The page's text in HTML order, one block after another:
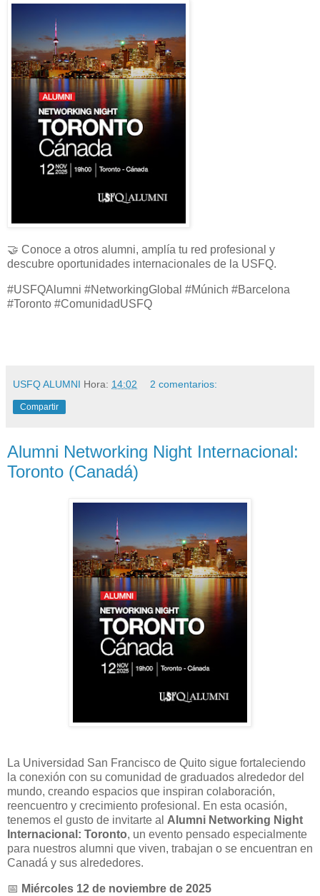
🤝 Conoce a otros alumni, amplía tu red profesional y
descubre oportunidades internacionales de la USFQ.
#USFQAlumni #NetworkingGlobal #Múnich #Barcelona
#Toronto #ComunidadUSFQ
USFQ ALUMNI Hora: 14:02 2 comentarios:
Compartir
Alumni Networking Night Internacional:
Toronto (Canadá)
La Universidad San Francisco de Quito sigue fortaleciendo
la conexión con su comunidad de graduados alrededor del
mundo, creando espacios que inspiran colaboración,
reencuentro y crecimiento profesional. En esta ocasión,
tenemos el gusto de invitarte al Alumni Networking Night
Internacional: Toronto, un evento pensado especialmente
para nuestros alumni que viven, trabajan o se encuentran en
Canadá y sus alrededores.
📅 Miércoles 12 de noviembre de 2025